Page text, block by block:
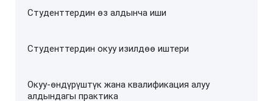
Студенттердин өз алдынча иши
Студенттердин окуу изилдөө иштери
Окуу-өндүрүштүк жана квалификация алуу
алдындагы практика